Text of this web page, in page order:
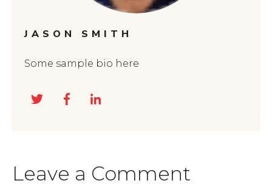
JASON SMITH
Some sample bio here
Leave a Comment